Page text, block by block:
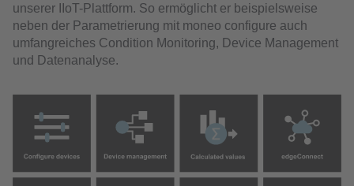
unserer IIoT-Plattform. So ermöglicht er beispielsweise
neben der Parametrierung mit moneo configure auch
umfangreiches Condition Monitoring, Device Management
und Datenanalyse.